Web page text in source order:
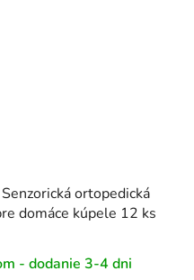
ortopedická
domáce kúpele 12 ks
- dodanie 3-4 dni